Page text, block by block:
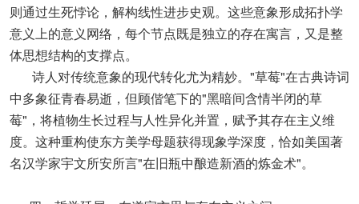
则通过生死悖论，解构线性进步史观。这些意象形成拓扑学
意义上的意义网络，每个节点既是独立的存在寓言，又是整
体思想结构的支撑点。
诗人对传统意象的现代转化尤为精妙。"草莓"在古典诗词
中多象征青春易逝，但顾偕笔下的"黑暗间含情半闭的草
莓"，将植物生长过程与人性异化并置，赋予其存在主义维
度。这种重构使东方美学母题获得现象学深度，恰如美国著
名汉学家宇文所安所言"在旧瓶中酿造新酒的炼金术"。